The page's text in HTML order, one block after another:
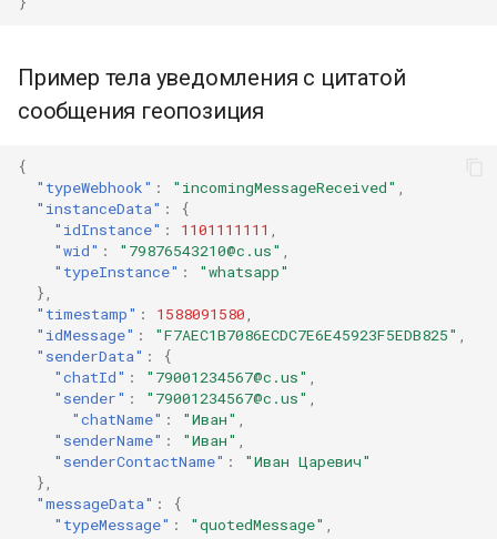
Пример тела уведомления с цитатой
сообщения геопозиция
{
"typeWebhook" : "incomingMessageReceived" ,
"instanceData" :
{
"idInstance" : 1101111111 ,
"wid" : "79876543210@c.us" ,
"typeInstance" :
"whatsapp"
},
"timestamp" : 1588091580,
"idMessage" : "F7AEC1B7086ECDC7E6E45923F5EDB825" ,
"senderData" :
{
"chatId" : "79001234567@c.us" ,
"sender" : "79001234567@c.us" ,
"chatName" : "Иван" ,
"senderName" : "Иван" ,
"senderContactName" :
"Иван Царевич"
},
"messageData" :
{
"typeMessage" : "quotedMessage" ,